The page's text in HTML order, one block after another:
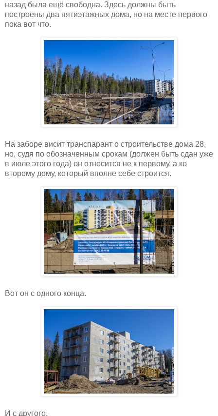
назад была ещё свободна. Здесь должны быть
построены два пятиэтажных дома, но на месте первого
пока вот что.
На заборе висит транспарант о строительстве дома 28,
но, судя по обозначенным срокам (должен быть сдан уже
в июле этого года) он относится не к первому, а ко
второму дому, который вполне себе строится.
Вот он с одного конца.
И с другого.